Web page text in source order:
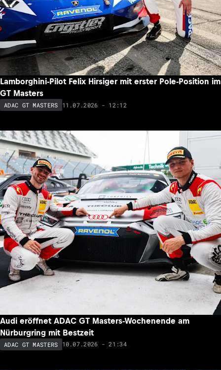
Lamborghini-Pilot Felix Hirsiger mit erster Pole-Position im
GT Masters
ADAC GT MASTERS 11.07.2026 - 12:12
Audi eröffnet ADAC GT Masters-Wochenende am
Nürburgring mit Bestzeit
ADAC GT MASTERS 10.07.2026 - 21:34